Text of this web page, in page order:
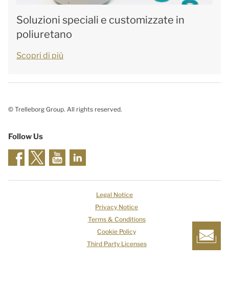
Soluzioni speciali e customizzate in
poliuretano
Scopri di più
© Trelleborg Group. All rights reserved.
Follow Us
Legal Notice
Privacy Notice
Terms & Conditions
Cookie Policy
Third Party Licenses